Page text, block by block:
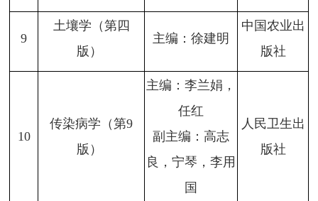
9
土壤学（第四
版）
主编：徐建明
中国农业出
版社
10
传染病学（第9
版）
主编：李兰娟，
任红
副主编：高志
良，宁琴，李用
国
人民卫生出
版社